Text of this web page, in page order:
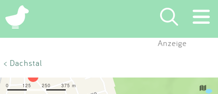
×
Eintragen
Anzeige
< Dachstal